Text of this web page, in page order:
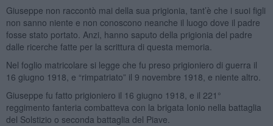
Giuseppe non raccontò mai della sua prigionia, tant’è che i suoi figli
non sanno niente e non conoscono neanche il luogo dove il padre
fosse stato portato. Anzi, hanno saputo della prigionia del padre
dalle ricerche fatte per la scrittura di questa memoria.
Nel foglio matricolare si legge che fu preso prigioniero di guerra il
16 giugno 1918, e “rimpatriato” il 9 novembre 1918, e niente altro.
Giuseppe fu fatto prigioniero il 16 giugno 1918, e il 221°
reggimento fanteria combatteva con la brigata Ionio nella battaglia
del Solstizio o seconda battaglia del Piave.